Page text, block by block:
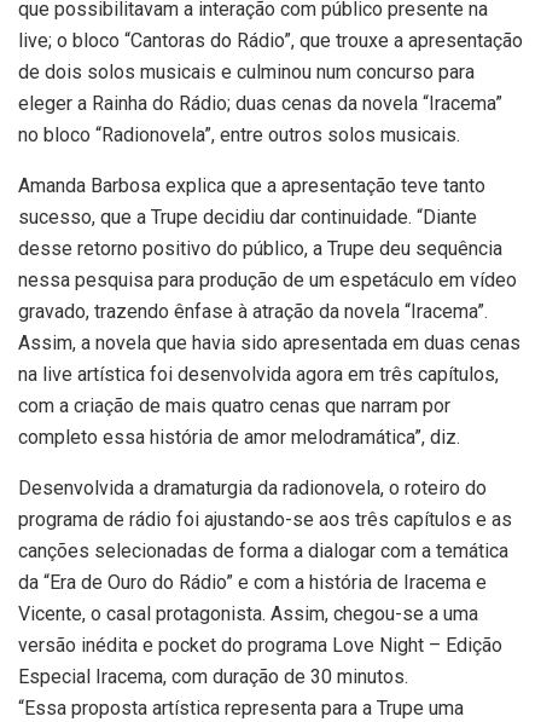
que possibilitavam a interação com público presente na
live; o bloco “Cantoras do Rádio”, que trouxe a apresentação
de dois solos musicais e culminou num concurso para
eleger a Rainha do Rádio; duas cenas da novela “Iracema”
no bloco “Radionovela”, entre outros solos musicais.
Amanda Barbosa explica que a apresentação teve tanto
sucesso, que a Trupe decidiu dar continuidade. “Diante
desse retorno positivo do público, a Trupe deu sequência
nessa pesquisa para produção de um espetáculo em vídeo
gravado, trazendo ênfase à atração da novela “Iracema”.
Assim, a novela que havia sido apresentada em duas cenas
na live artística foi desenvolvida agora em três capítulos,
com a criação de mais quatro cenas que narram por
completo essa história de amor melodramática”, diz.
Desenvolvida a dramaturgia da radionovela, o roteiro do
programa de rádio foi ajustando-se aos três capítulos e as
canções selecionadas de forma a dialogar com a temática
da “Era de Ouro do Rádio” e com a história de Iracema e
Vicente, o casal protagonista. Assim, chegou-se a uma
versão inédita e pocket do programa Love Night – Edição
Especial Iracema, com duração de 30 minutos.
“Essa proposta artística representa para a Trupe uma